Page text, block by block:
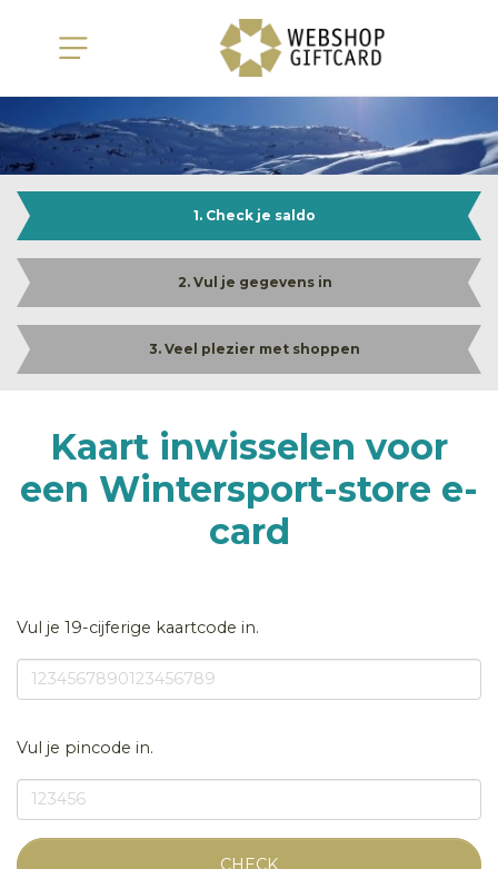
1. Check je saldo
2. Vul je gegevens in
3. Veel plezier met shoppen
Kaart inwisselen voor
een Wintersport-store e-
card
Vul je 19-cijferige kaartcode in.
Vul je pincode in.
CHECK